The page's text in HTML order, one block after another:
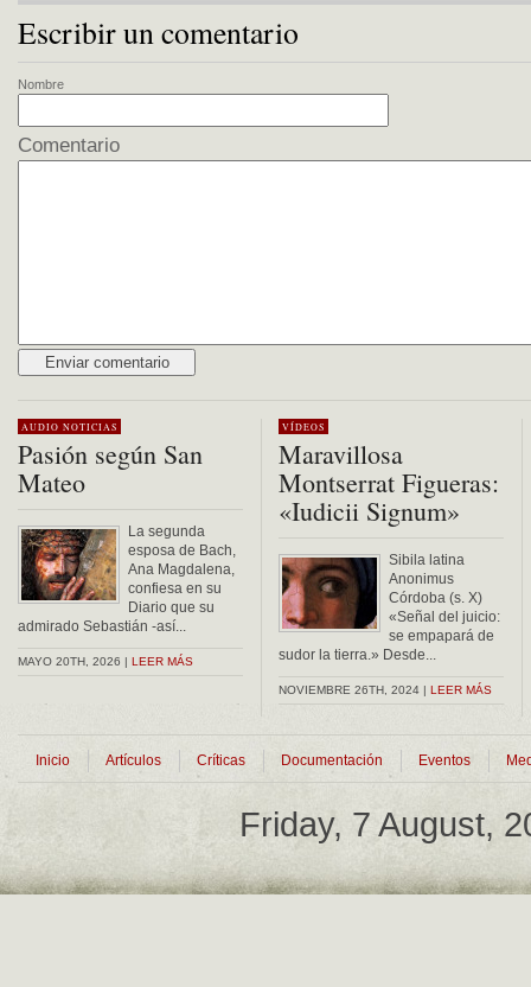
Escribir un comentario
Nombre
Comentario
AUDIO NOTICIAS
Pasión según San
Mateo
La segunda
esposa de Bach,
Ana Magdalena,
confiesa en su
Diario que su
admirado Sebastián -así...
MAYO 20TH, 2026 | LEER MÁS
VÍDEOS
Maravillosa
Montserrat Figueras:
«Iudicii Signum»
Sibila latina
Anonimus
Córdoba (s. X)
«Señal del juicio:
se empapará de
sudor la tierra.» Desde...
NOVIEMBRE 26TH, 2024 | LEER MÁS
Inicio Artículos Críticas Documentación Eventos
Friday, 7 August,